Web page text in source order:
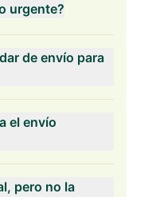
urgente?
de envío para
el envío
pero no la